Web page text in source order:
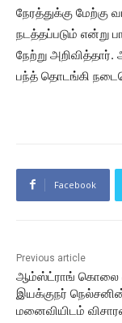
நேரத்துக்கு மேற்கு
நடத்தப்படும் என்று
நேற்று
பந்த் தொடங்கி
Facebook
Previous article
ஆம்ஸ்ட்ராங் கொலை
இயக்குநர்
மனைவியிடம்